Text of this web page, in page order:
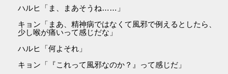
ハルヒ「ま、まあそうね……」
キョン「まあ、精神病ではなくて風邪で例えるとしたら、
少し喉が痛いって感じだな」
ハルヒ「何よそれ」
キョン「『これって風邪なのか？』って感じだ」